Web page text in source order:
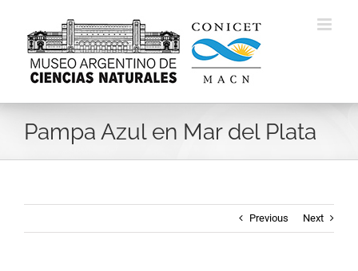
content
Pampa Azul en Mar del Plata
Previous Next